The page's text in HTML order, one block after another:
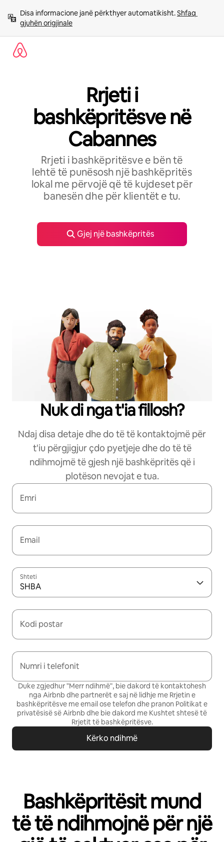
përmbajtja
Disa informacione janë përkthyer automatikisht. Shfaq
gjuhën origjinale
Rrjeti i
bashkëpritësve në
Cabannes
Rrjeti i bashkëpritësve e bën të
lehtë të punësosh një bashkëpritës
lokal me përvojë që të kujdeset për
banesën dhe për klientët e tu.
Gjej një bashkëpritës
Nuk di nga t'ia fillosh?
Ndaj disa detaje dhe do të të kontaktojmë për
t'iu përgjigjur çdo pyetjeje dhe do të të
ndihmojmë të gjesh një bashkëpritës që i
plotëson nevojat e tua.
Emri
Email
Shteti
SHBA
Kodi postar
Numri i telefonit
Duke zgjedhur "Merr ndihmë", bie dakord të kontaktohesh
nga Airbnb dhe partnerët e saj në lidhje me Rrjetin e
bashkëpritësve me email ose telefon dhe pranon Politikat e
privatësisë së Airbnb dhe bie dakord me Kushtet shtesë të
Rrjetit të bashkëpritësve.
Kërko ndihmë
Bashkëpritësit mund
të të ndihmojnë për një